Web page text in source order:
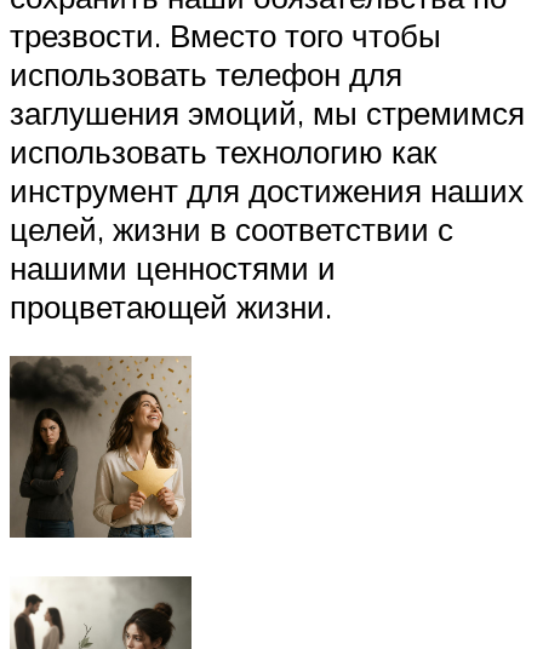
трезвости. Вместо того чтобы
использовать телефон для
заглушения эмоций, мы стремимся
использовать технологию как
инструмент для достижения наших
целей, жизни в соответствии с
нашими ценностями и
процветающей жизни.